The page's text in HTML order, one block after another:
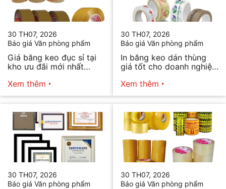
30 TH07, 2026
Báo giá Văn phòng phẩm
Giá băng keo đục sỉ tại
kho ưu đãi mới nhất
Xem thêm
30 TH07, 2026
Báo giá Văn phòng phẩm
In băng keo dán thùng
giá tốt cho doanh nghiệp
Xem thêm
30 TH07, 2026
Báo giá Văn phòng phẩm
30 TH07, 2026
Báo giá Văn phòng phẩm